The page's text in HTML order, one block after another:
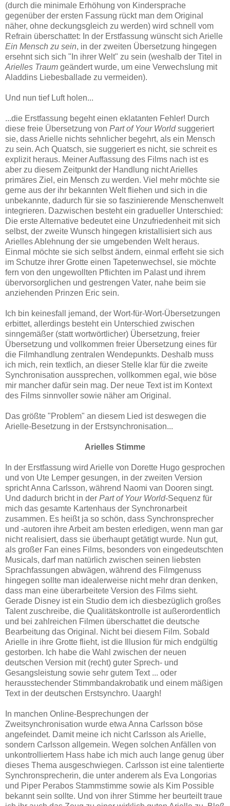
(durch die minimale Erhöhung von Kindersprache
gegenüber der ersten Fassung rückt man dem Original
näher, ohne deckungsgleich zu werden) wird schnell vom
Refrain überschattet: In der Erstfassung wünscht sich Arielle
Ein Mensch zu sein, in der zweiten Übersetzung hingegen
ersehnt sich sich "In ihrer Welt" zu sein (weshalb der Titel in
Arielles Traum geändert wurde, um eine Verwechslung mit
Aladdins Liebesballade zu vermeiden).
Und nun tief Luft holen...
...die Erstfassung begeht einen eklatanten Fehler! Durch
diese freie Übersetzung von Part of Your Worldsuggeriert
sie, dass Arielle nichts sehnlicher begehrt, als ein Mensch
zu sein. Ach Quatsch, sie suggeriert es nicht, sie schreit es
explizit heraus. Meiner Auffassung des Films nach ist es
aber zu diesem Zeitpunkt der Handlung nicht Arielles
primäres Ziel, ein Mensch zu werden. Viel mehr möchte sie
gerne aus der ihr bekannten Welt fliehen und sich in die
unbekannte, dadurch für sie so faszinierende Menschenwelt
integrieren. Dazwischen besteht ein gradueller Unterschied:
Die erste Alternative bedeutet eine Unzufriedenheit mit sich
selbst, der zweite Wunsch hingegen kristallisiert sich aus
Arielles Ablehnung der sie umgebenden Welt heraus.
Einmal möchte sie sich selbst ändern, einmal erfleht sie sich
im Schutze ihrer Grotte einen Tapetenwechsel, sie möchte
fern von den ungewollten Pflichten im Palast und ihrem
übervorsorglichen und gestrengen Vater, nahe beim sie
anziehenden Prinzen Eric sein.
Ich bin keinesfall jemand, der Wort-für-Wort-Übersetzungen
erbittet, allerdings besteht ein Unterschied zwischen
sinngemäßer (statt wortwörtlicher) Übersetzung, freier
Übersetzung und vollkommen freier Übersetzung eines für
die Filmhandlung zentralen Wendepunkts. Deshalb muss
ich mich, rein textlich, an dieser Stelle klar für die zweite
Synchronisation aussprechen, vollkommen egal, wie böse
mir mancher dafür sein mag. Der neue Text ist im Kontext
des Films sinnvoller sowie näher am Original.
Das größte "Problem" an diesem Lied ist deswegen die
Arielle-Besetzung in der Erstsynchronisation...
Arielles Stimme
In der Erstfassung wird Arielle von Dorette Hugo gesprochen
und von Ute Lemper gesungen, in der zweiten Version
spricht Anna Carlsson, während Naomi van Dooren singt.
Und dadurch bricht in der Part of Your World-Sequenz für
mich das gesamte Kartenhaus der Synchronarbeit
zusammen. Es heißt ja so schön, dass Synchronsprecher
und -autoren ihre Arbeit am besten erledigen, wenn man gar
nicht realisiert, dass sie überhaupt getätigt wurde. Nun gut,
als großer Fan eines Films, besonders von eingedeutschten
Musicals, darf man natürlich zwischen seinen liebsten
Sprachfassungen abwägen, während des Filmgenuss
hingegen sollte man idealerweise nicht mehr dran denken,
dass man eine überarbeitete Version des Films sieht.
Gerade Disney ist ein Studio dem ich diesbezüglich großes
Talent zuschreibe, die Qualitätskontrolle ist außerordentlich
und bei zahlreichen Filmen überschattet die deutsche
Bearbeitung das Original. Nicht bei diesem Film. Sobald
Arielle in ihre Grotte flieht, ist die Illusion für mich endgültig
gestorben. Ich habe die Wahl zwischen der neuen
deutschen Version mit (recht) guter Sprech- und
Gesangsleistung sowie sehr gutem Text ... oder
herausstechender Stimmbandakrobatik und einem mäßigen
Text in der deutschen Erstsynchro. Uaargh!
In manchen Online-Besprechungen der
Zweitsynchronisation wurde etwa Anna Carlsson böse
angefeindet. Damit meine ich nicht Carlsson als Arielle,
sondern Carlsson allgemein. Wegen solchen Anfällen von
unkontrolliertem Hass habe ich mich auch lange genug über
dieses Thema ausgeschwiegen. Carlsson ist eine talentierte
Synchronsprecherin, die unter anderem als Eva Longorias
und Piper Perabos Stammstimme sowie als Kim Possible
bekannt sein sollte. Und von ihrer Stimme her beurteilt traue